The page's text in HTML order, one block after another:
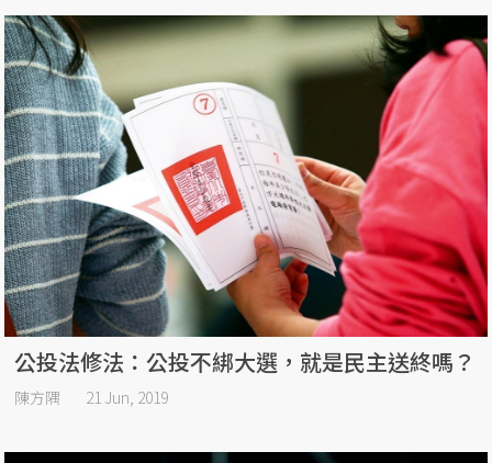
公投法修法：公投不綁大選，就是民主送終嗎？
陳方隅 21 Jun, 2019